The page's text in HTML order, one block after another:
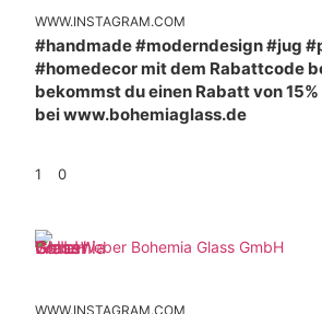
WWW.INSTAGRAM.COM
#handmade #moderndesign #jug
#homedecor mit dem Rabattcode
bekommst du einen Rabatt von
bei www.bohemiaglass.de
1 0
Weber Bohemia Glass GmbH
WWW.INSTAGRAM.COM